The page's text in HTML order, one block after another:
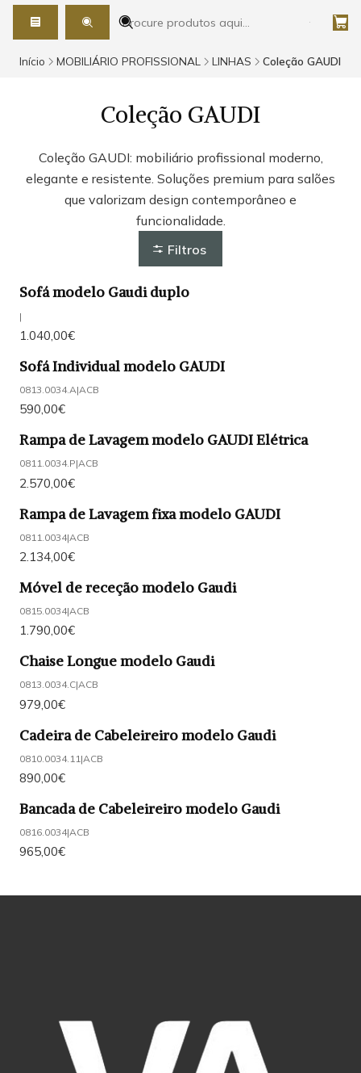
Início MOBILIÁRIO PROFISSIONAL LINHAS Coleção GAUDI
Coleção GAUDI
Coleção GAUDI: mobiliário profissional moderno,
elegante e resistente. Soluções premium para salões
que valorizam design contemporâneo e
funcionalidade.
Filtros
Sofá modelo Gaudi duplo
|
1.040,00€
Sofá Individual modelo GAUDI
0813.0034.A|ACB
590,00€
Rampa de Lavagem modelo GAUDI Elétrica
0811.0034.P|ACB
2.570,00€
Rampa de Lavagem fixa modelo GAUDI
0811.0034|ACB
2.134,00€
Móvel de receção modelo Gaudi
0815.0034|ACB
1.790,00€
Chaise Longue modelo Gaudi
0813.0034.C|ACB
979,00€
Cadeira de Cabeleireiro modelo Gaudi
0810.0034.11 |ACB
890,00€
Bancada de Cabeleireiro modelo Gaudi
0816.0034|ACB
965,00€